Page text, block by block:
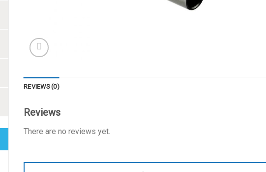
REVIEWS (0)
Reviews
There are no reviews yet.